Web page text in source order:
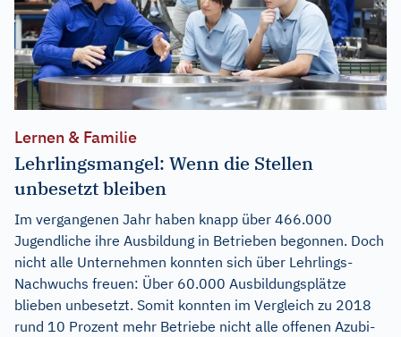
Lernen & Familie
Lehrlingsmangel: Wenn die Stellen
unbesetzt bleiben
Im vergangenen Jahr haben knapp über 466.000
Jugendliche ihre Ausbildung in Betrieben begonnen. Doch
nicht alle Unternehmen konnten sich über Lehrlings-
Nachwuchs freuen: Über 60.000 Ausbildungsplätze
blieben unbesetzt. Somit konnten im Vergleich zu 2018
rund 10 Prozent mehr Betriebe nicht alle offenen Azubi-